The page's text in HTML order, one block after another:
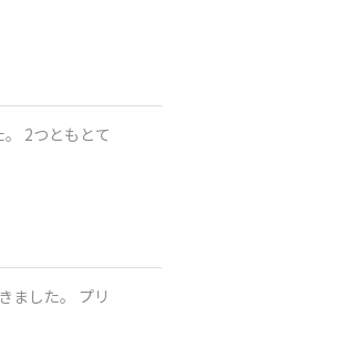
2つともとて
ました。 プリ